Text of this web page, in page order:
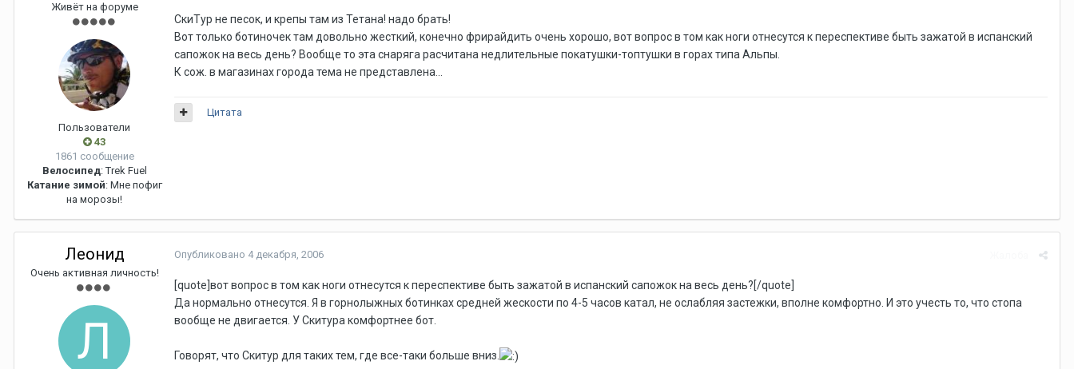
Живёт на форуме
Пользователи
43
1861 сообщение
Велосипед: Trek Fuel
Катание зимой: Мне пофиг
на морозы!
СкиТур не песок, и крепы там из Тетана! надо брать!
Вот только ботиночек там довольно жесткий, конечно фрирайдить очень хорошо, вот вопрос в том как ноги отнесутся к переспективе быть зажатой в испанский
сапожок на весь день? Вообще то эта снаряга расчитана недлительные покатушки-топтушки в горах типа Альпы.
К сож. в магазинах города тема не представлена...
Цитата
Леонид
Очень активная личность!
Опубликовано 4 декабря, 2006
[quote]вот вопрос в том как ноги отнесутся к переспективе быть зажатой в испанский сапожок на весь день?[/quote]
Да нормально отнесутся. Я в горнолыжных ботинках средней жескости по 4-5 часов катал, не ослабляя застежки, вполне комфортно. И это учесть то, что стопа
вообще не двигается. У Скитура комфортнее бот.
Говорят, что Скитур для таких тем, где все-таки больше вниз.